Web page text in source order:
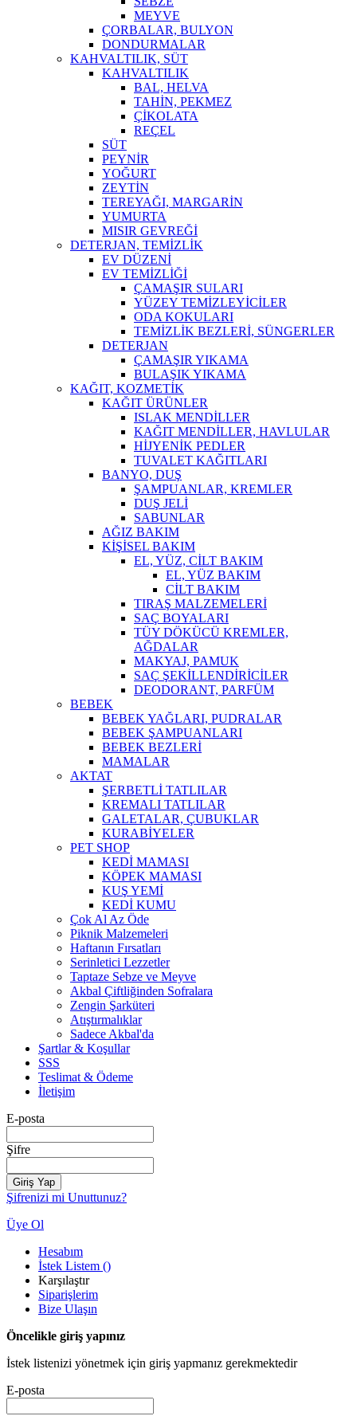
MEYVE
ÇORBALAR, BULYON
DONDURMALAR
KAHVALTILIK, SÜT
KAHVALTILIK
BAL, HELVA
TAHİN, PEKMEZ
ÇİKOLATA
REÇEL
SÜT
PEYNİR
YOĞURT
ZEYTİN
TEREYAĞI, MARGARİN
YUMURTA
MISIR GEVREĞİ
DETERJAN, TEMİZLİK
EV DÜZENİ
EV TEMİZLİĞİ
ÇAMAŞIR SULARI
YÜZEY TEMİZLEYİCİLER
ODA KOKULARI
TEMİZLİK BEZLERİ, SÜNGERLER
DETERJAN
ÇAMAŞIR YIKAMA
BULAŞIK YIKAMA
KAĞIT, KOZMETİK
KAĞIT ÜRÜNLER
ISLAK MENDİLLER
KAĞIT MENDİLLER, HAVLULAR
HİJYENİK PEDLER
TUVALET KAĞITLARI
BANYO, DUŞ
ŞAMPUANLAR, KREMLER
DUŞ JELİ
SABUNLAR
AĞIZ BAKIM
KİŞİSEL BAKIM
EL, YÜZ, CİLT BAKIM
EL, YÜZ BAKIM
CİLT BAKIM
TIRAŞ MALZEMELERİ
SAÇ BOYALARI
TÜY DÖKÜCÜ KREMLER,
AĞDALAR
MAKYAJ, PAMUK
SAÇ ŞEKİLLENDİRİCİLER
DEODORANT, PARFÜM
BEBEK
BEBEK YAĞLARI, PUDRALAR
BEBEK ŞAMPUANLARI
BEBEK BEZLERİ
MAMALAR
AKTAT
ŞERBETLİ TATLILAR
KREMALI TATLILAR
GALETALAR, ÇUBUKLAR
KURABİYELER
PET SHOP
KEDİ MAMASI
KÖPEK MAMASI
KUŞ YEMİ
KEDİ KUMU
Çok Al Az Öde
Piknik Malzemeleri
Haftanın Fırsatları
Serinletici Lezzetler
Taptaze Sebze ve Meyve
Akbal Çiftliğinden Sofralara
Zengin Şarküteri
Atıştırmalıklar
Sadece Akbal'da
Şartlar & Koşullar
SSS
Teslimat & Ödeme
İletişim
E-posta
Şifre
Giriş Yap
Şifrenizi mi Unuttunuz?
Üye Ol
Hesabım
İstek Listem ()
Karşılaştır
Siparişlerim
Bize Ulaşın
Öncelikle giriş yapınız
İstek listenizi yönetmek için giriş yapmanız gerekmektedir
E-posta